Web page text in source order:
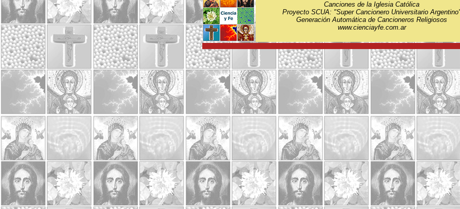
Canciones de la Iglesia Católica
Proyecto SCUA: "Super Cancionero Universitario
Generación Automática de Cancioneros Religiosos
www.cienciayfe.com.ar